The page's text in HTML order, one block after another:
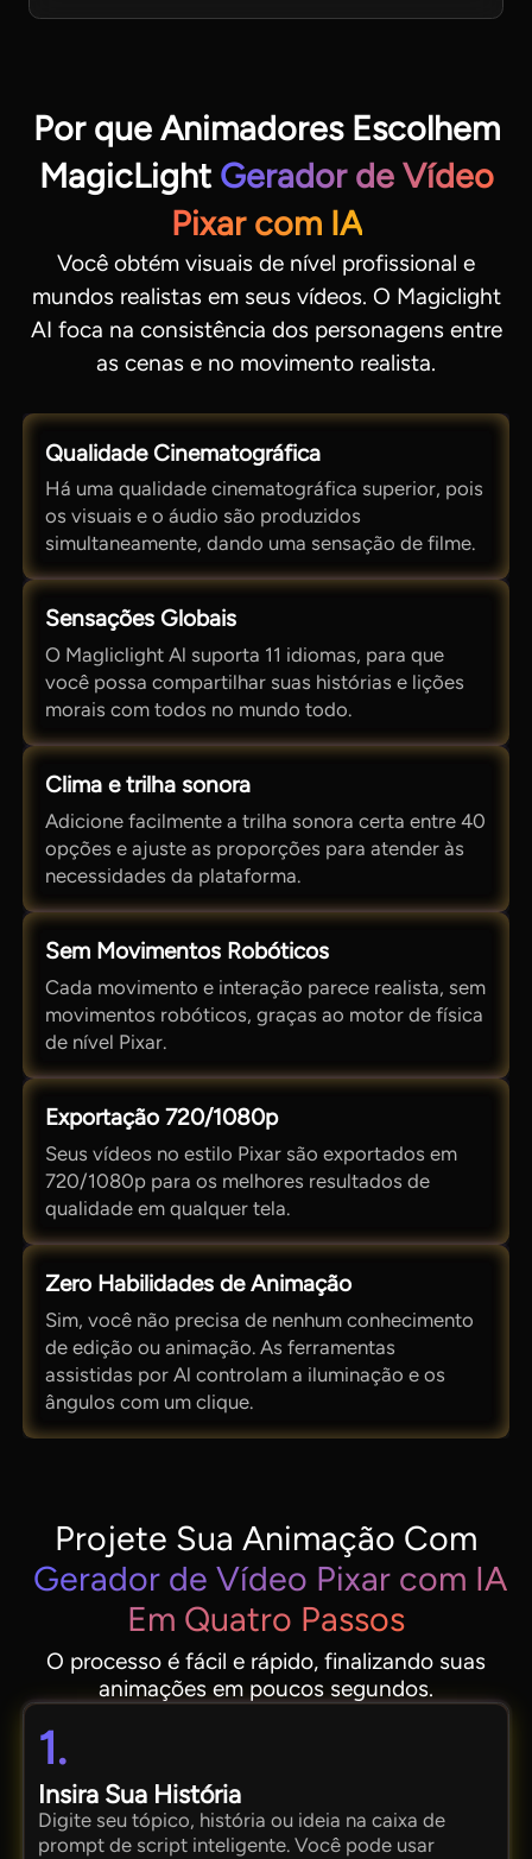
Por que Animadores Escolhem
MagicLight Gerador de Vídeo
Pixar com IA
Você obtém visuais de nível profissional e
mundos realistas em seus vídeos. O Magiclight
AI foca na consistência dos personagens entre
as cenas e no movimento realista.
Qualidade Cinematográfica
Há uma qualidade cinematográfica superior, pois
os visuais e o áudio são produzidos
simultaneamente, dando uma sensação de filme.
Sensações Globais
O Magliclight Al suporta 11 idiomas, para que
você possa compartilhar suas histórias e lições
morais com todos no mundo todo.
Clima e trilha sonora
Adicione facilmente a trilha sonora certa entre 40
opções e ajuste as proporções para atender às
necessidades da plataforma.
Sem Movimentos Robóticos
Cada movimento e interação parece realista, sem
movimentos robóticos, graças ao motor de física
de nível Pixar.
Exportação 720/1080p
Seus vídeos no estilo Pixar são exportados em
720/1080p para os melhores resultados de
qualidade em qualquer tela.
Zero Habilidades de Animação
Sim, você não precisa de nenhum conhecimento
de edição ou animação. As ferramentas
assistidas por Al controlam a iluminação e os
ângulos com um clique.
Projete Sua Animação Com
Gerador de Vídeo Pixar com IA
Em Quatro Passos
O processo é fácil e rápido, finalizando suas
animações em poucos segundos.
1.
Insira Sua História
Digite seu tópico, história ou ideia na caixa de
prompt de script inteligente. Você pode usar